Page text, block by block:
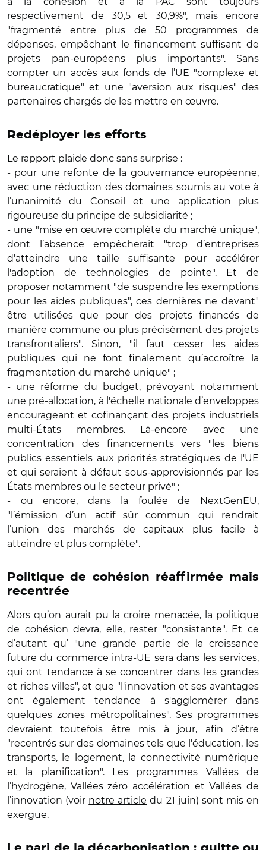
respectivement de 30,5 et 30,9%", mais encore
"fragmenté entre plus de 50 programmes de
dépenses, empêchant le financement suffisant de
projets pan-européens plus importants". Sans
compter un accès aux fonds de l’UE "complexe et
bureaucratique" et une "aversion aux risques" des
partenaires chargés de les mettre en œuvre.
Redéployer les efforts
Le rapport plaide donc sans surprise :
- pour une refonte de la gouvernance européenne,
avec une réduction des domaines soumis au vote à
l’unanimité du Conseil et une application plus
rigoureuse du principe de subsidiarité ;
- une "mise en œuvre complète du marché unique",
dont l’absence empêcherait "trop d’entreprises
d'atteindre une taille suffisante pour accélérer
l'adoption de technologies de pointe". Et de
proposer notamment "de suspendre les exemptions
pour les aides publiques", ces dernières ne devant"
être utilisées que pour des projets financés de
manière commune ou plus précisément des projets
transfrontaliers". Sinon, "il faut cesser les aides
publiques qui ne font finalement qu’accroître la
fragmentation du marché unique" ;
- une réforme du budget, prévoyant notamment
une pré-allocation, à l'échelle nationale d’enveloppes
encourageant et cofinançant des projets industriels
multi-États membres. Là-encore avec une
concentration des financements vers "les biens
publics essentiels aux priorités stratégiques de l'UE
et qui seraient à défaut sous-approvisionnés par les
États membres ou le secteur privé" ;
- ou encore, dans la foulée de NextGenEU,
"l’émission d’un actif sûr commun qui rendrait
l’union des marchés de capitaux plus facile à
atteindre et plus complète".
Politique de cohésion réaffirmée mais
recentrée
Alors qu’on aurait pu la croire menacée, la politique
de cohésion devra, elle, rester "consistante". Et ce
d’autant qu’ "une grande partie de la croissance
future du commerce intra-UE sera dans les services,
qui ont tendance à se concentrer dans les grandes
et riches villes", et que "l'innovation et ses avantages
ont également tendance à s'agglomérer dans
quelques zones métropolitaines". Ses programmes
devraient toutefois être mis à jour, afin d’être
"recentrés sur des domaines tels que l'éducation, les
transports, le logement, la connectivité numérique
et la planification". Les programmes Vallées de
l’hydrogène, Vallées zéro accélération et Vallées de
l’innovation (voir notre article du 21 juin) sont mis en
exergue.